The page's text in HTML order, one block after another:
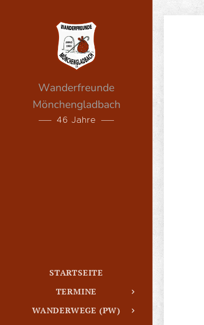
Wanderfreunde
Mönchengladbach
46 Jahre
STARTSEITE
TERMINE
WANDERWEGE (PW)